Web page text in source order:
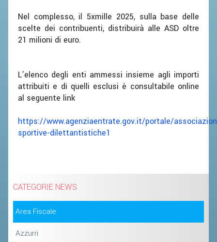
Nel complesso, il 5xmille 2025, sulla base delle
scelte dei contribuenti, distribuirà alle ASD oltre
21 milioni di euro.
L’elenco degli enti ammessi insieme agli importi
attribuiti e di quelli esclusi è consultabile online
al seguente link
https://www.agenziaentrate.gov.it/portale/
sportive-dilettantistiche1
CATEGORIE NEWS
Area Fiscale
Azzurri